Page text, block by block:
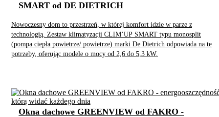
Nowoczesny dom to przestrzeń, w której komfort idzie w parze z
technologią. Zestaw klimatyzacji CLIM’UP SMART typu monosplit
(pompa ciepła powietrze/ powietrze) marki De Dietrich odpowiada na te
potrzeby, oferując modele o mocy od 2,6 do 5,3 kW.
SMART od DE DIETRICH
Okna dachowe GREENVIEW od FAKRO -